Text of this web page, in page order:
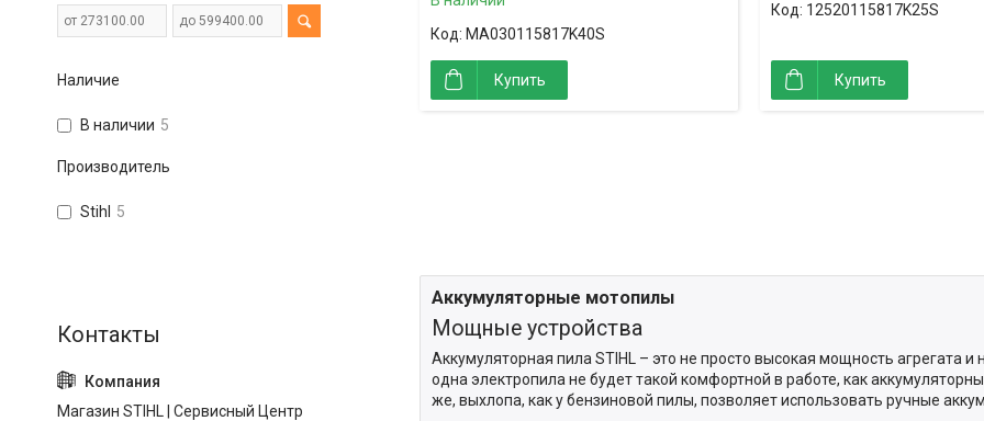
MA030115817K40S
Купить
12520115817K25S
Купить
Аккумуляторные мотопилы
Мощные устройства
Аккумуляторная пила STIHL – это не просто высокая мощность агрегата
одна электропила не будет такой комфортной в работе, как
же, выхлопа, как у бензиновой пилы, позволяет использовать ручные
Наличие
В наличии 5
Производитель
Stihl 5
Магазин STIHL | Сервисный Центр